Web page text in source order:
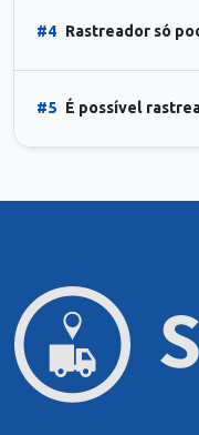
#4 Rastreador só
#5 É possível